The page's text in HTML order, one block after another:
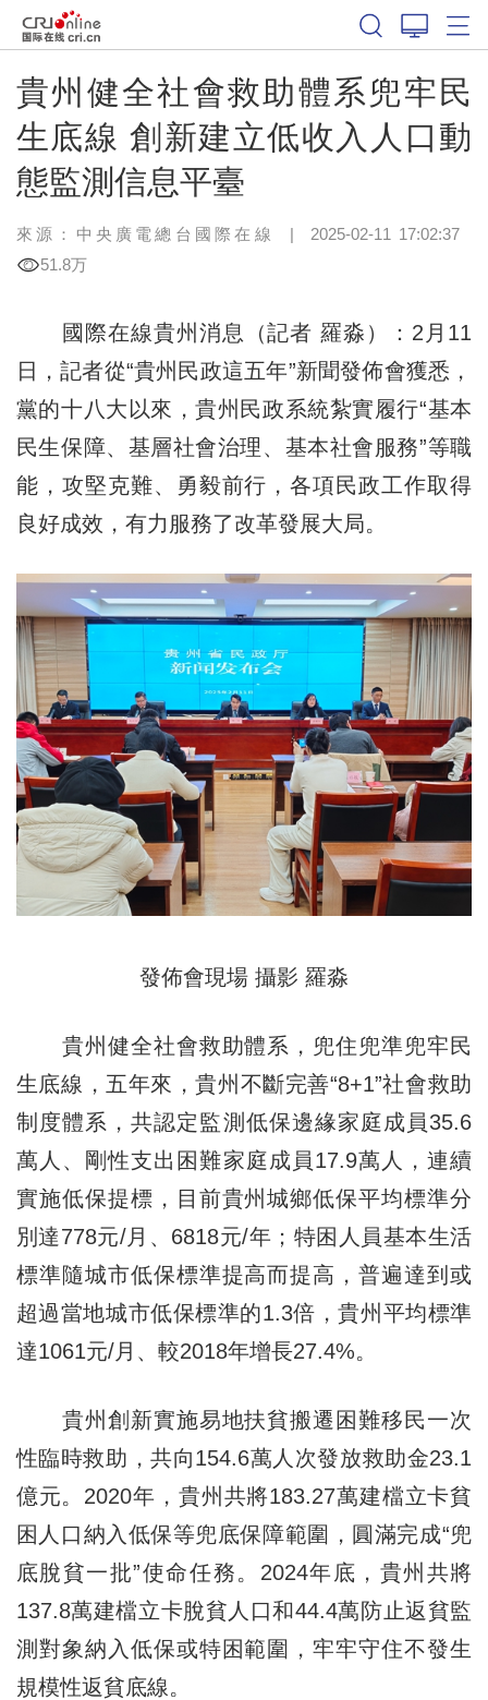
貴州健全社會救助體系兜牢民
生底線 創新建立低收入人口動
態監測信息平臺
來源：中央廣電總台國際在線 | 2025-02-11 17:02:37
51.8万
國際在線貴州消息（記者 羅淼）：2月11
日，記者從“貴州民政這五年”新聞發佈會獲悉，
黨的十八大以來，貴州民政系統紮實履行“基本
民生保障、基層社會治理、基本社會服務”等職
能，攻堅克難、勇毅前行，各項民政工作取得
良好成效，有力服務了改革發展大局。
發佈會現場 攝影 羅淼
貴州健全社會救助體系，兜住兜準兜牢民
生底線，五年來，貴州不斷完善“8+1”社會救助
制度體系，共認定監測低保邊緣家庭成員35.6
萬人、剛性支出困難家庭成員17.9萬人，連續
實施低保提標，目前貴州城鄉低保平均標準分
別達778元/月、6818元/年；特困人員基本生活
標準隨城市低保標準提高而提高，普遍達到或
超過當地城市低保標準的1.3倍，貴州平均標準
達1061元/月、較2018年增長27.4%。
貴州創新實施易地扶貧搬遷困難移民一次
性臨時救助，共向154.6萬人次發放救助金23.1
億元。2020年，貴州共將183.27萬建檔立卡貧
困人口納入低保等兜底保障範圍，圓滿完成“兜
底脫貧一批”使命任務。2024年底，貴州共將
137.8萬建檔立卡脫貧人口和44.4萬防止返貧監
測對象納入低保或特困範圍，牢牢守住不發生
規模性返貧底線。